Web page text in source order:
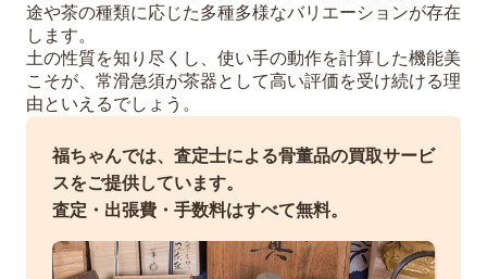
途や茶の種類に応じた多種多様なバリエーションが存在
します。
土の性質を知り尽くし、使い手の動作を計算した機能美
こそが、常滑急須が茶器として高い評価を受け続ける理
由といえるでしょう。
福ちゃんでは、査定士による骨董品の買取サービ
スをご提供しています。
査定・出張費・手数料はすべて無料。